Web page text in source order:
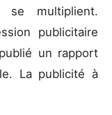
se multiplient.
publicitaire
un rapport
La publicité à